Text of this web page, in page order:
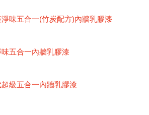
味五合一(竹炭配方)內牆乳膠漆
五合一內牆乳膠漆
級五合一內牆乳膠漆